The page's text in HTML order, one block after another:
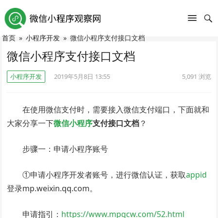
首页 » 小程序开发 » 微信小程序支付接口文档
微信小程序支付接口文档
小程序开发 2019年5月8日 13:55 5,091 浏览
在使用微信支付时，需要接入微信支付端口，下面就和
大家分享一下微信小程序支付接口文档？
步骤一：申请小程序账号
①申请小程序开发者账号，进行微信认证，获取appid
登录mp.weixin.qq.com。
申请指引： https://www.mpgcw.com/52.html